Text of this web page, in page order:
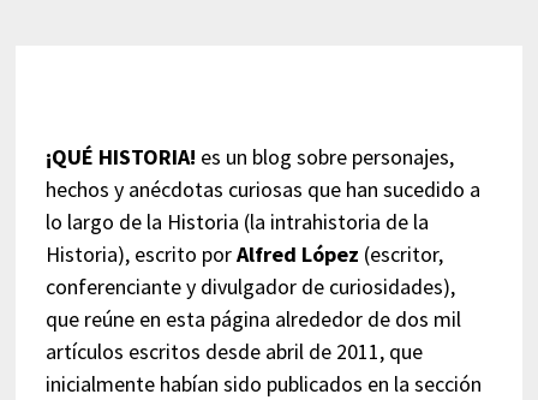
¡QUÉ HISTORIA! es un blog sobre personajes,
hechos y anécdotas curiosas que han sucedido a
lo largo de la Historia (la intrahistoria de la
Historia), escrito porAlfred López (escritor,
conferenciante y divulgador de curiosidades),
que reúne en esta página alrededor de dos mil
artículos escritos desde abril de 2011, que
inicialmente habían sido publicados en la sección